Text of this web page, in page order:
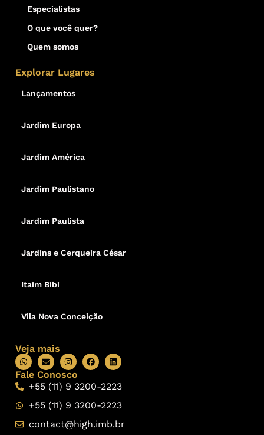
Especialistas
O que você quer?
Quem somos
Explorar Lugares
Lançamentos
Jardim Europa
Jardim América
Jardim Paulistano
Jardim Paulista
Jardins e Cerqueira César
Itaim Bibi
Vila Nova Conceição
Veja mais
Fale Conosco
+55 (11) 9 3200-2223
+55 (11) 9 3200-2223
contact@high.imb.br